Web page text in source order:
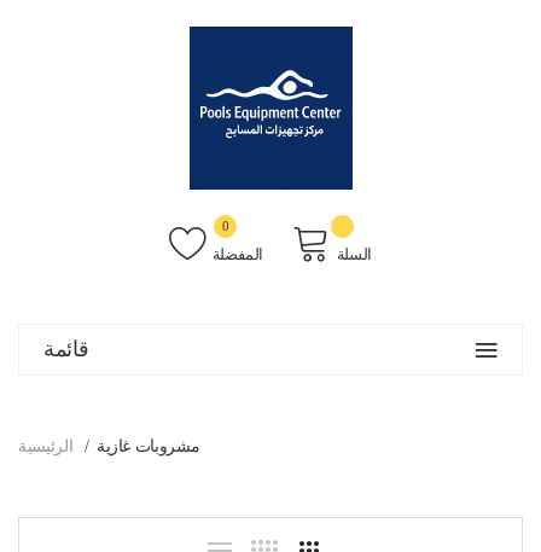
المفضلة
0
السلة
قائمة
الرئيسية مشروبات غازية